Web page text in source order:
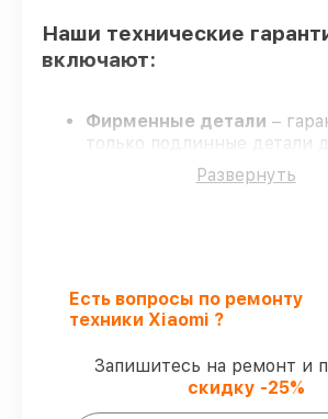
Наши технические
включают:
Фирменные детали –
только подлинные детали
электросамокатов.
Квалифицированные
гарантируем завершение
задержек.
Гарантийное
проводится с
обязательств.
Развернуть
Есть вопросы по ремонту
техники Xiaomi ?
Запишитесь на ремонт и
скидку -25%